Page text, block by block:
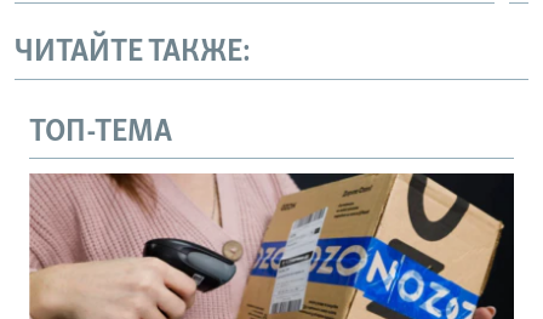
ЧИТАЙТЕ ТАКЖЕ:
ТОП-ТЕМА